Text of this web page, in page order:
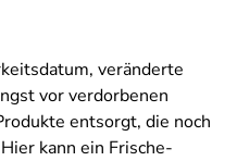
veränderte
vor verdorbenen
entsorgt, die noch
kann ein Frische-